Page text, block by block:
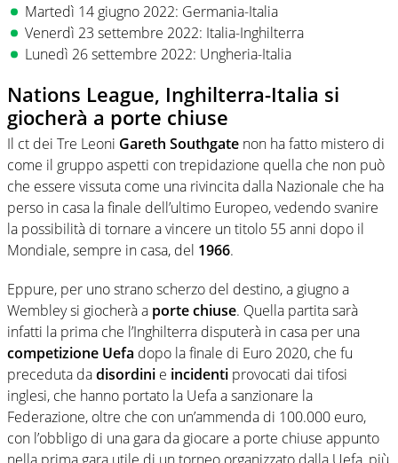
Martedì 14 giugno 2022: Germania-Italia
Venerdì 23 settembre 2022: Italia-Inghilterra
Lunedì 26 settembre 2022: Ungheria-Italia
Nations League, Inghilterra-Italia si
giocherà a porte chiuse
Il ct dei Tre Leoni Gareth Southgate non ha fatto mistero di
come il gruppo aspetti con trepidazione quella che non può
che essere vissuta come una rivincita dalla Nazionale che ha
perso in casa la finale dell’ultimo Europeo, vedendo svanire
la possibilità di tornare a vincere un titolo 55 anni dopo il
Mondiale, sempre in casa, del 1966.
Eppure, per uno strano scherzo del destino, a giugno a
Wembley si giocherà a porte chiuse. Quella partita sarà
infatti la prima che l’Inghilterra disputerà in casa per una
competizione Uefa dopo la finale di Euro 2020, che fu
preceduta dadisordini e incidenti provocati dai tifosi
inglesi, che hanno portato la Uefa a sanzionare la
Federazione, oltre che con un’ammenda di 100.000 euro,
con l’obbligo di una gara da giocare a porte chiuse appunto